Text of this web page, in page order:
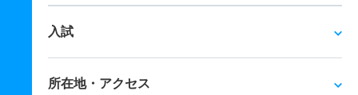
入試
所在地・アクセス